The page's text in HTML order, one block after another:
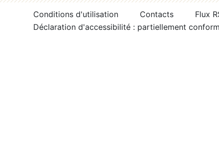
Conditions d'utilisation Contacts
Flux
Déclaration d'accessibilité : partiellement